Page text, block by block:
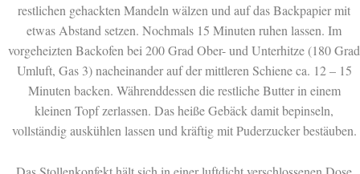
restlichen gehackten Mandeln wälzen und auf das Backpapier mit
etwas Abstand setzen. Nochmals 15 Minuten ruhen lassen. Im
vorgeheizten Backofen bei 200 Grad Ober- und Unterhitze (180 Grad
Umluft, Gas 3) nacheinander auf der mittleren Schiene ca. 12 – 15
Minuten backen. Währenddessen die restliche Butter in einem
kleinen Topf zerlassen. Das heiße Gebäck damit bepinseln,
vollständig auskühlen lassen und kräftig mit Puderzucker bestäuben.